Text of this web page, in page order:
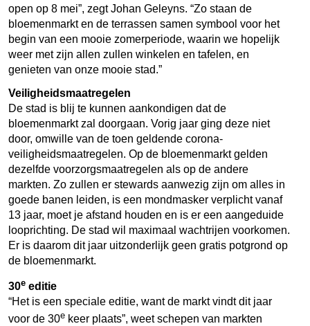
open op 8 mei”, zegt Johan Geleyns. “Zo staan de
bloemenmarkt en de terrassen samen symbool voor het
begin van een mooie zomerperiode, waarin we hopelijk
weer met zijn allen zullen winkelen en tafelen, en
genieten van onze mooie stad.”
Veiligheidsmaatregelen
De stad is blij te kunnen aankondigen dat de
bloemenmarkt zal doorgaan. Vorig jaar ging deze niet
door, omwille van de toen geldende corona-
veiligheidsmaatregelen. Op de bloemenmarkt gelden
dezelfde voorzorgsmaatregelen als op de andere
markten. Zo zullen er stewards aanwezig zijn om alles in
goede banen leiden, is een mondmasker verplicht vanaf
13 jaar, moet je afstand houden en is er een aangeduide
looprichting. De stad wil maximaal wachtrijen voorkomen.
Er is daarom dit jaar uitzonderlijk geen gratis potgrond op
de bloemenmarkt.
30e editie
“Het is een speciale editie, want de markt vindt dit jaar
voor de 30e keer plaats”, weet schepen van markten